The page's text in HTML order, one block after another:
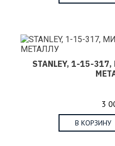
STANLEY, 1-15-
3
В КОРЗИНУ